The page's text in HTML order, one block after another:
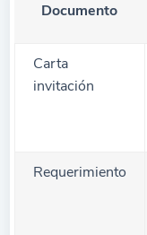
Documento
Carta
invitación
Requerimiento